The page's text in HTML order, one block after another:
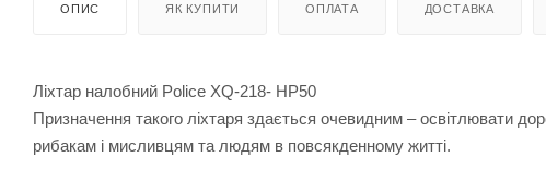
ОПИС ЯК КУПИТИ ОПЛАТА ДОСТАВКА
Ліхтар налобний Police XQ-218- HP50
Призначення такого ліхтаря здається очевидним – освітлювати
рибакам і мисливцям та людям в повсякденному житті.